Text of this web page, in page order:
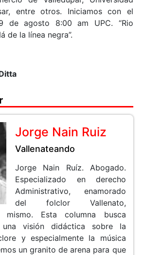
entre otros. Iniciamos con el
de agosto 8:00 am UPC. “Rio
de la línea negra”.
Jorge Nain Ruiz
Vallenateando
Jorge Nain Ruíz. Abogado.
Especializado en derecho
Administrativo, enamorado
del folclor Vallenato,
mismo. Esta columna busca
una visión didáctica sobre la
y especialmente la música
un granito de arena para que